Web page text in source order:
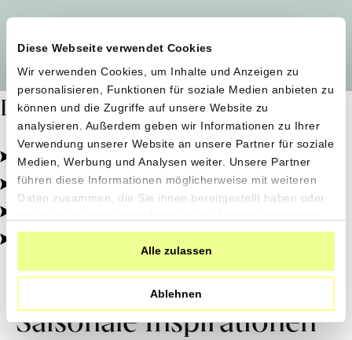
Diese Webseite verwendet Cookies
Wir verwenden Cookies, um Inhalte und Anzeigen zu
personalisieren, Funktionen für soziale Medien anbieten zu
können und die Zugriffe auf unsere Website zu
analysieren. Außerdem geben wir Informationen zu Ihrer
Verwendung unserer Website an unsere Partner für soziale
Medien, Werbung und Analysen weiter. Unsere Partner
führen diese Informationen möglicherweise mit weiteren
Daten zusammen, die Sie ihnen bereitgestellt haben oder
haben.
Alle zulassen
Ablehnen
Dafür stehen wir
Pestizidfrei angebaut, schonend verarbeitet.
Natürliche Zutaten, echter Geschmack.
Von kleinen Höfen, direkt zu dir.
100% transparent, 0% Zusatzstoffe.
Saisonale Inspirationen